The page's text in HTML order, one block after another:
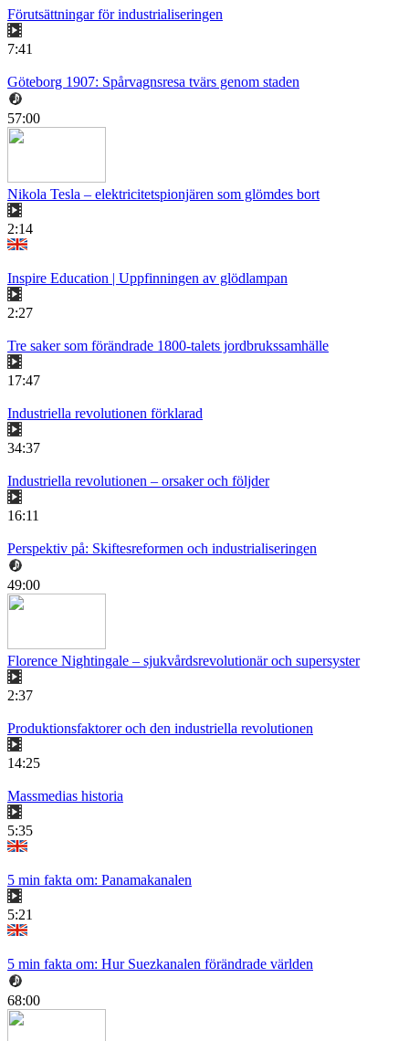
Förutsättningar för industrialiseringen
7:41
Göteborg 1907: Spårvagnsresa tvärs genom staden
57:00
Nikola Tesla – elektricitetspionjären som glömdes bort
2:14
Inspire Education | Uppfinningen av glödlampan
2:27
Tre saker som förändrade 1800-talets jordbrukssamhälle
17:47
Industriella revolutionen förklarad
34:37
Industriella revolutionen – orsaker och följder
16:11
Perspektiv på: Skiftesreformen och industrialiseringen
49:00
Florence Nightingale – sjukvårdsrevolutionär och supersyster
2:37
Produktionsfaktorer och den industriella revolutionen
14:25
Massmedias historia
5:35
5 min fakta om: Panamakanalen
5:21
5 min fakta om: Hur Suezkanalen förändrade världen
68:00